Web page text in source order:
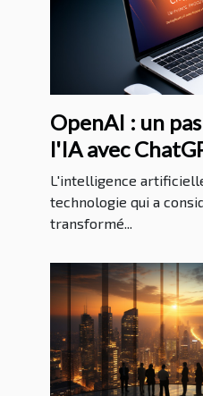
OpenAI : un
l'IA avec
L'intelligence
technologie qui a
transformé...